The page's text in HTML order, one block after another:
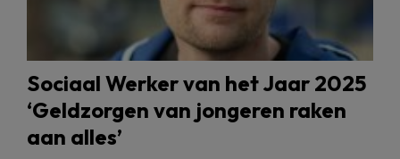
Sociaal Werker van het Jaar 2025
‘Geldzorgen van jongeren raken
aan alles’